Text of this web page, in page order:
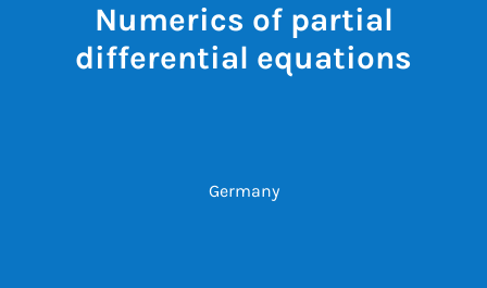
Numerics of partial
differential equations
Germany